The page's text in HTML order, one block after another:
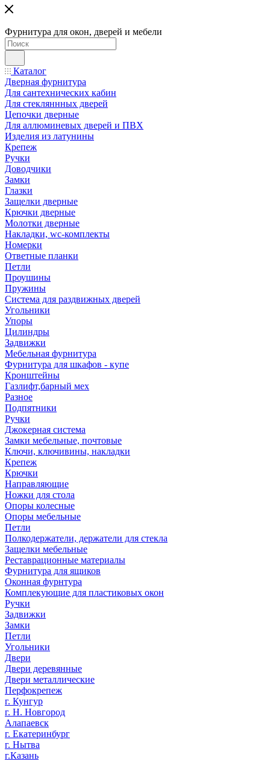
Фурнитура для окон, дверей и мебели
Каталог
Дверная фурнитура
Для сантехнических кабин
Для стекляннных дверей
Цепочки дверные
Для аллюминевых дверей и ПВХ
Изделия из латунины
Крепеж
Ручки
Доводчики
Замки
Глазки
Защелки дверные
Крючки дверные
Молотки дверные
Накладки, wc-комплекты
Номерки
Ответные планки
Петли
Проушины
Пружины
Система для раздвижных дверей
Угольники
Упоры
Цилиндры
Задвижки
Мебельная фурнитура
Фурнитура для шкафов - купе
Кронштейны
Газлифт,барный мех
Разное
Подпятники
Ручки
Джокерная система
Замки мебельные, почтовые
Ключи, ключивины, накладки
Крепеж
Крючки
Направляющие
Ножки для стола
Опоры колесные
Опоры мебельные
Петли
Полкодержатели, держатели для стекла
Защелки мебельные
Реставрационные материалы
Фурнитура для ящиков
Оконная фурнтура
Комплекующие для пластиковых окон
Ручки
Задвижки
Замки
Петли
Угольники
Двери
Двери деревянные
Двери металлические
Перфокрепеж
г. Кунгур
г. Н. Новгород
Алапаевск
г. Екатеринбург
г. Нытва
г.Казань